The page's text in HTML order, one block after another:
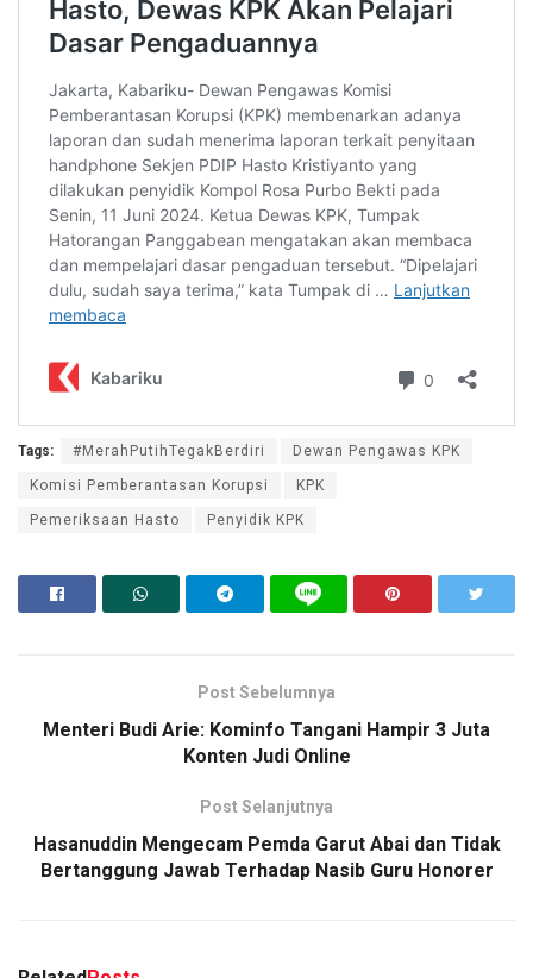
Tags: #MerahPutihTegakBerdiri Dewan Pengawas KPK
Komisi Pemberantasan Korupsi KPK
Pemeriksaan Hasto Penyidik KPK
Post Sebelumnya
Menteri Budi Arie: Kominfo Tangani Hampir 3 Juta
Konten Judi Online
Post Selanjutnya
Hasanuddin Mengecam Pemda Garut Abai dan Tidak
Bertanggung Jawab Terhadap Nasib Guru Honorer